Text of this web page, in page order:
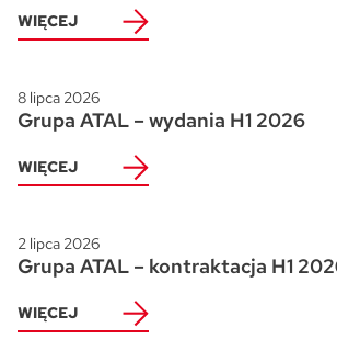
WIĘCEJ
8 lipca 2026
Grupa ATAL – wydania H1 2026
WIĘCEJ
2 lipca 2026
Grupa ATAL – kontraktacja H1
WIĘCEJ